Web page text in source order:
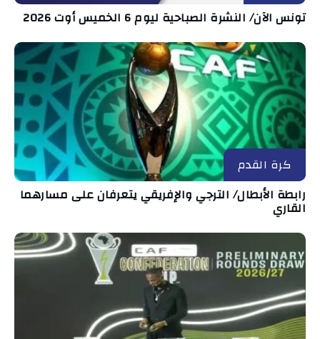
تونس الآن/ النشرة الصباحية ليوم 6 الخميس أوت 2026
كرة القدم
رابطة الأبطال/ الترجي والإفريقي يتعرفان على مسارهما
القاري